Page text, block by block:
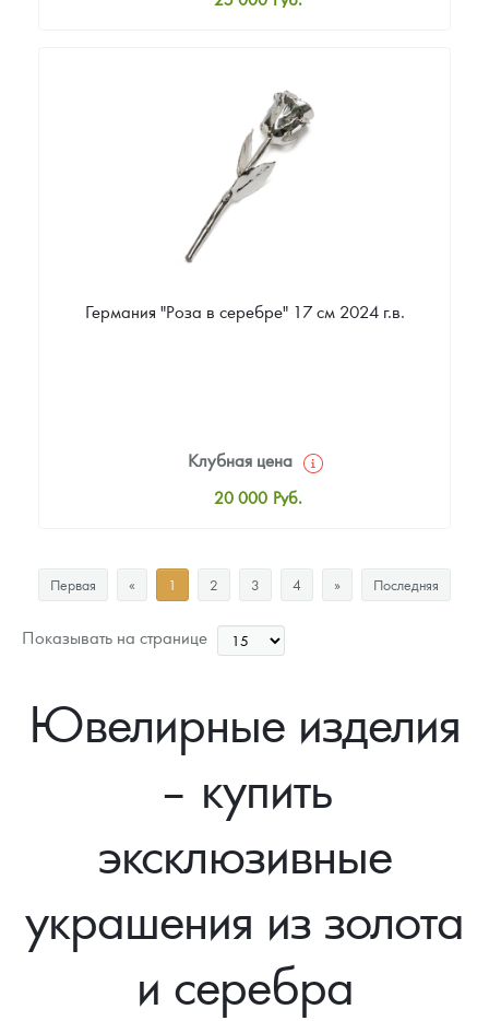
Цена выкупа
Звоните
Германия "Роза в серебре" 17 см 2024 г.в.
Клубная цена
20 000 Руб.
20 000 Руб.
Цена выкупа
Звоните
Первая « 1 2 3 4 » Последняя
Показывать на странице
Ювелирные изделия
– купить
эксклюзивные
украшения из золота
и серебра